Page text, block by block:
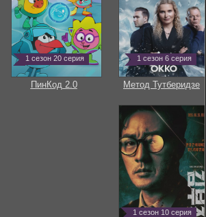
1 сезон 20 серия
ПинКод 2.0
1 сезон 6 серия
Метод Тутберидзе
1 сезон 10 серия